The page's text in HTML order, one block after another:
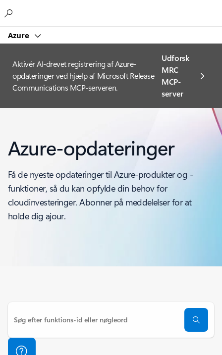
Azure
Aktivér AI-drevet registrering af Azure-
opdateringer ved hjælp af Microsoft Release
Communications MCP-serveren.
Udforsk
MRC
MCP-
server
Azure-opdateringer
Få de nyeste opdateringer til Azure-produkter og -
funktioner, så du kan opfylde din behov for
cloudinvesteringer. Abonner på meddelelser for at
holde dig ajour.